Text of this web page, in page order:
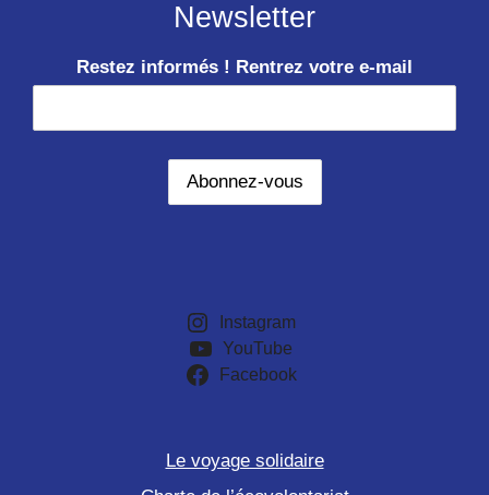
Newsletter
Restez informés ! Rentrez votre e-mail
Instagram
YouTube
Facebook
Le voyage solidaire